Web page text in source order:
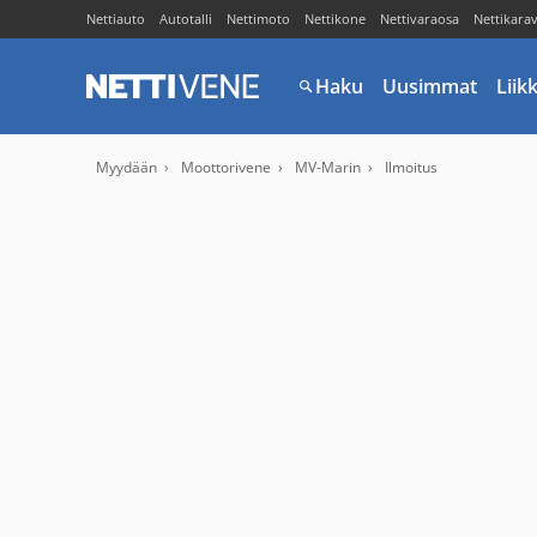
Nettiauto Autotalli Nettimoto Nettikone Nettivaraosa
Haku Uusimmat
Myydään Moottorivene MV-Marin Ilmoitus